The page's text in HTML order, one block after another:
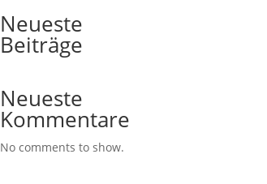
Neueste
Beiträge
Neueste
Kommentare
No comments to show.